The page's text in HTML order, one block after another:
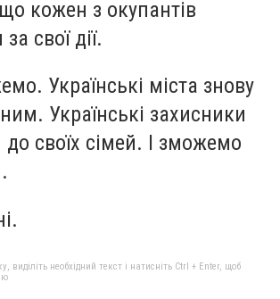
кожен з окупантів
свої дії.
Українські міста знову
Українські захисники
до своїх сімей. І зможемо
необхідний текст і натисніть Ctrl + Enter, щоб